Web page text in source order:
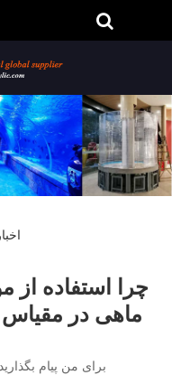
چرا استفاده از
ماهی در
برای من پیام بگذارید